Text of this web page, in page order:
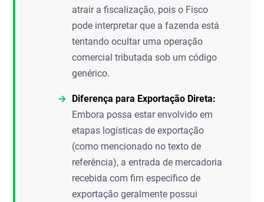
atrair a fiscalização, pois o Fisco
pode interpretar que a fazenda está
tentando ocultar uma operação
comercial tributada sob um código
genérico.
Diferença para Exportação Direta:
Embora possa estar envolvido em
etapas logísticas de exportação
(como mencionado no texto de
referência), a entrada de mercadoria
recebida com fim específico de
exportação geralmente possui